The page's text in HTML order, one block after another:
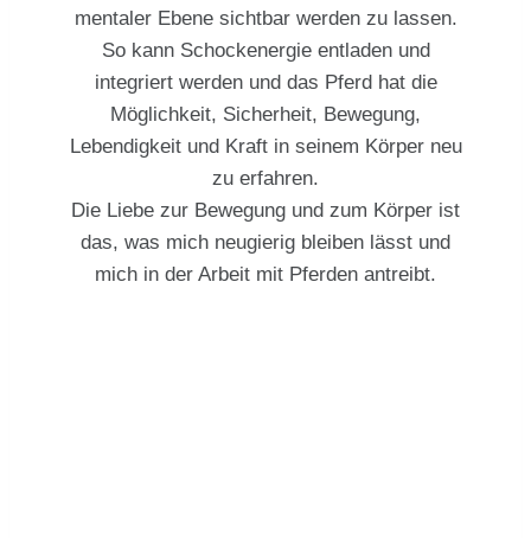
mentaler Ebene sichtbar werden zu lassen.
So kann Schockenergie entladen und
integriert werden und das Pferd hat die
Möglichkeit, Sicherheit, Bewegung,
Lebendigkeit und Kraft in seinem Körper neu
zu erfahren.
Die Liebe zur Bewegung und zum Körper ist
das, was mich neugierig bleiben lässt und
mich in der Arbeit mit Pferden antreibt.